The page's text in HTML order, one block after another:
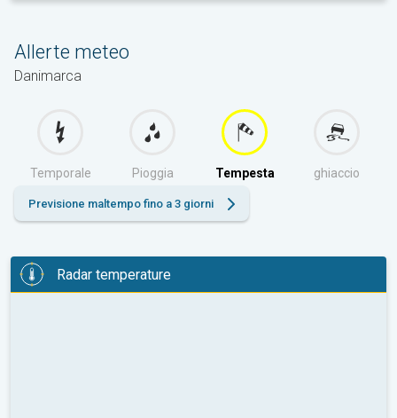
Allerte meteo
Danimarca
Temporale Pioggia Tempesta ghiaccio
Previsione maltempo fino a 3 giorni
Radar temperature